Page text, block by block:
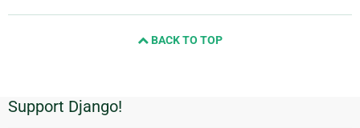
BACK TO TOP
Dodatkowe
Support Django!